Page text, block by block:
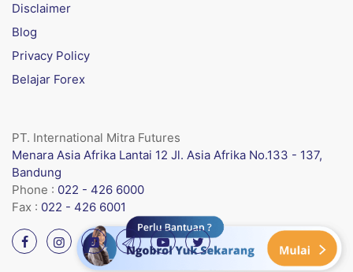
Disclaimer
Blog
Privacy Policy
Belajar Forex
PT. International Mitra Futures
Menara Asia Afrika Lantai 12 Jl. Asia Afrika No.133 - 137,
Bandung
Phone : 022 - 426 6000
Fax : 022 - 426 6001